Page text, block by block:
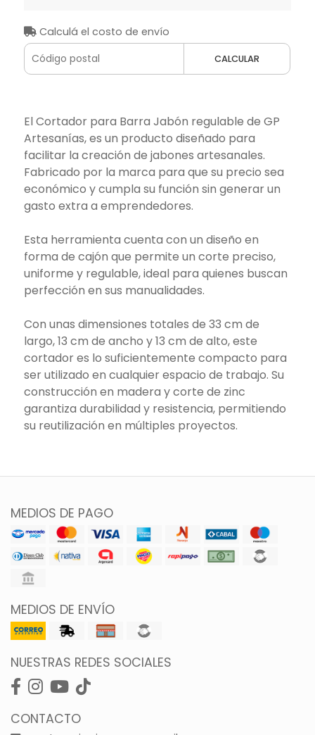
Calculá el costo de envío
CALCULAR
El Cortador para Barra Jabón regulable de GP
Artesanías, es un producto diseñado para
facilitar la creación de jabones artesanales.
Fabricado por la marca para que su precio sea
económico y cumpla su función sin generar un
gasto extra a emprendedores.
Esta herramienta cuenta con un diseño en
forma de cajón que permite un corte preciso,
uniforme y regulable, ideal para quienes buscan
perfección en sus manualidades.
Con unas dimensiones totales de 33 cm de
largo, 13 cm de ancho y 13 cm de alto, este
cortador es lo suficientemente compacto para
ser utilizado en cualquier espacio de trabajo. Su
construcción en madera y corte de zinc
garantiza durabilidad y resistencia, permitiendo
su reutilización en múltiples proyectos.
MEDIOS DE PAGO
MEDIOS DE ENVÍO
NUESTRAS REDES SOCIALES
CONTACTO